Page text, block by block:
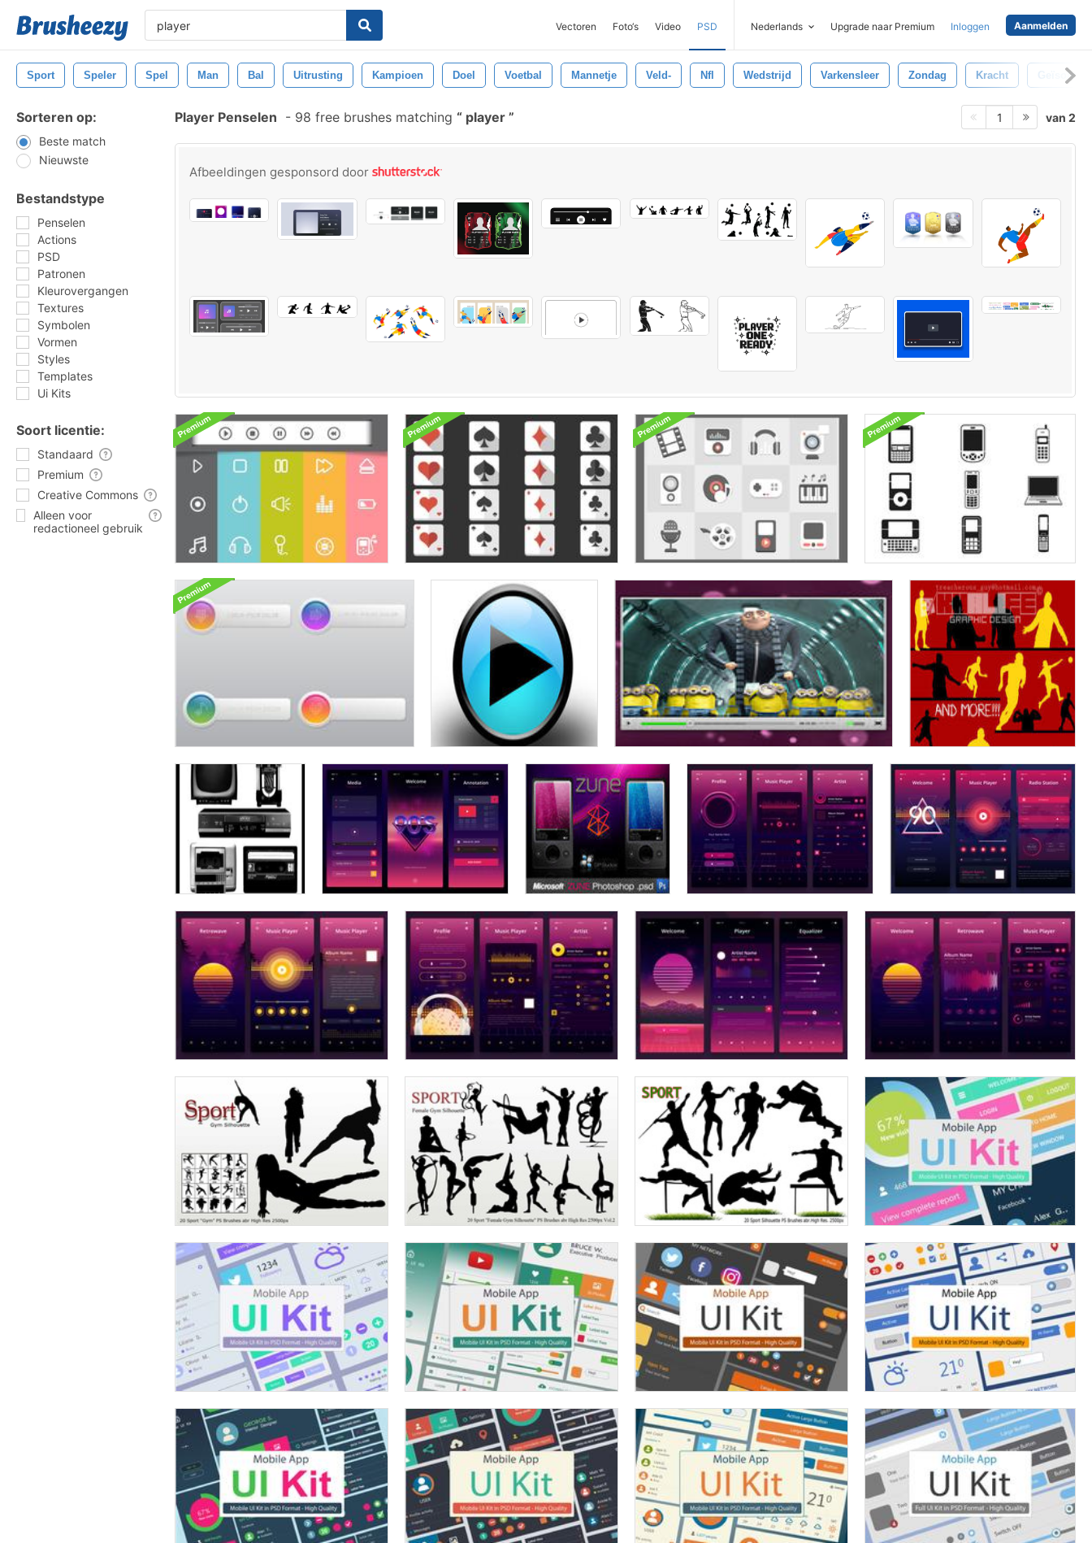
Vectoren Foto‘s Video PSD Nederlands Upgrade naar Premium Inloggen Aanmelden
Sport Speler Spel Man Bal Uitrusting Kampioen Doel Voetbal Mannetje Veld- Nfl Wedstrijd Varkensleer Zondag Kracht Geïsoleerd
Sorteren op:
Beste match
Nieuwste
Bestandstype
Penselen
Actions
PSD
Patronen
Kleurovergangen
Textures
Symbolen
Vormen
Styles
Templates
Ui Kits
Soort licentie:
Standaard
Premium
Creative Commons
Alleen voor
redactioneel gebruik
Player Penselen - 98 free brushes matching player 1 van 2
Afbeeldingen gesponsord door